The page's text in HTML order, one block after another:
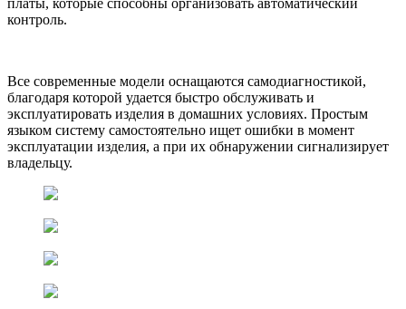
контроль.
Все современные модели оснащаются самодиагностикой,
благодаря которой удается быстро обслуживать и
эксплуатировать изделия в домашних условиях. Простым
языком систему самостоятельно ищет ошибки в момент
эксплуатации изделия, а при их обнаружении сигнализирует
владельцу.